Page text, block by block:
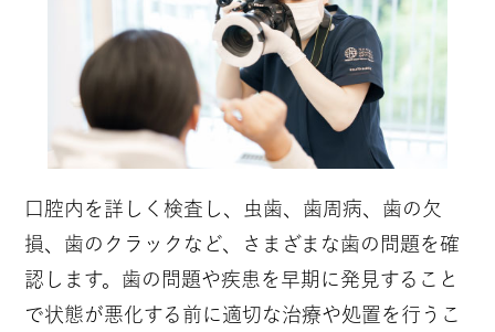
口腔内を詳しく検査し、虫歯、歯周病、歯の欠
損、歯のクラックなど、さまざまな歯の問題を確
認します。歯の問題や疾患を早期に発見すること
で状態が悪化する前に適切な治療や処置を行うこ